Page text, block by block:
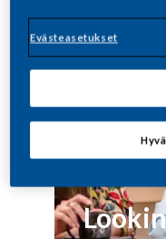
Evästeasetukset